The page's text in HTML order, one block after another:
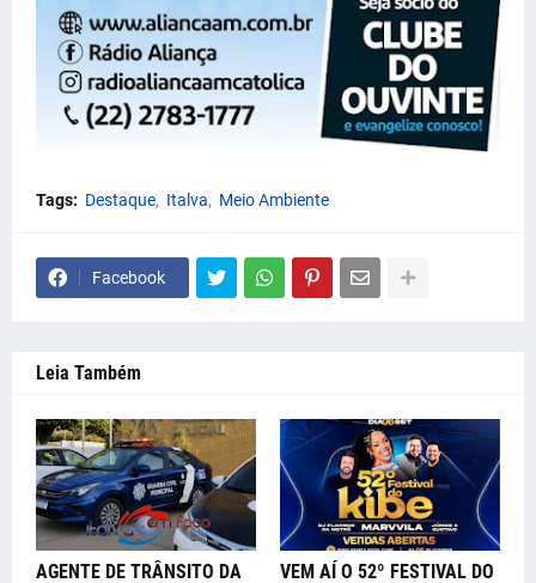
Tags: Destaque Italva Meio Ambiente
Facebook
Leia Também
AGENTE DE TRÂNSITO DA VEM AÍ O 52º FESTIVAL DO